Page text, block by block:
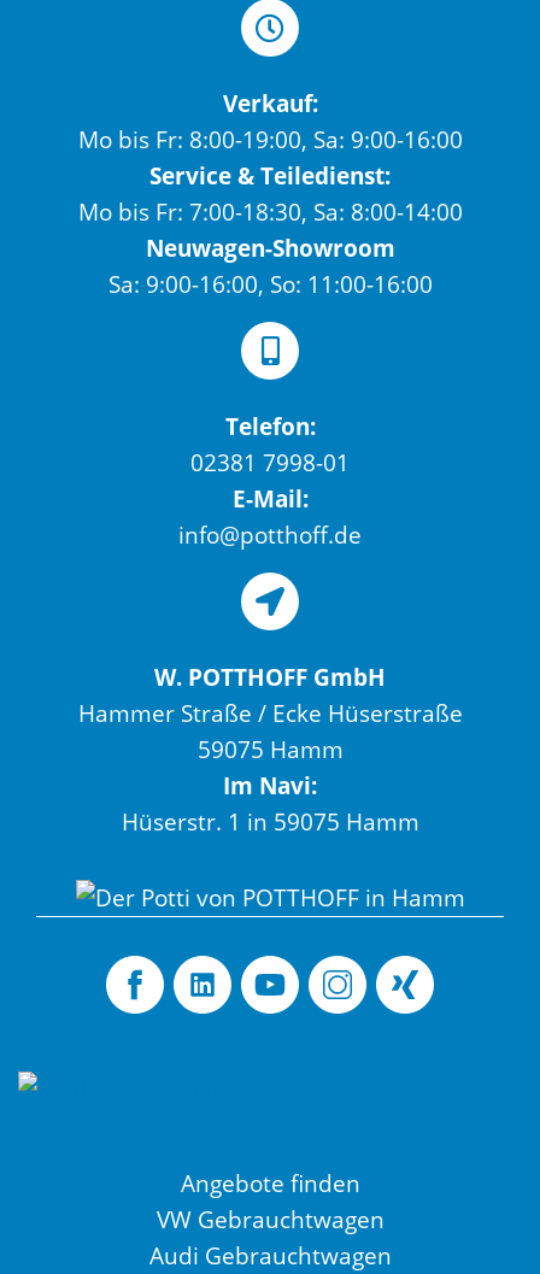
Verkauf:
Mo bis Fr: 8:00-19:00, Sa: 9:00-16:00
Service & Teiledienst:
Mo bis Fr: 7:00-18:30, Sa: 8:00-14:00
Neuwagen-Showroom
Sa: 9:00-16:00, So: 11:00-16:00
Telefon:
02381 7998-01
E-Mail:
info@potthoff.de
W. POTTHOFF GmbH
Hammer Straße / Ecke Hüserstraße
59075 Hamm
Im Navi:
Hüserstr. 1 in 59075 Hamm
Angebote finden
VW Gebrauchtwagen
Audi Gebrauchtwagen